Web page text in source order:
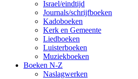
Israel/eindtijd
Journals/schrijfboeken
Kadoboeken
Kerk en Gemeente
Liedboeken
Luisterboeken
Muziekboeken
Boeken N-Z
Naslagwerken